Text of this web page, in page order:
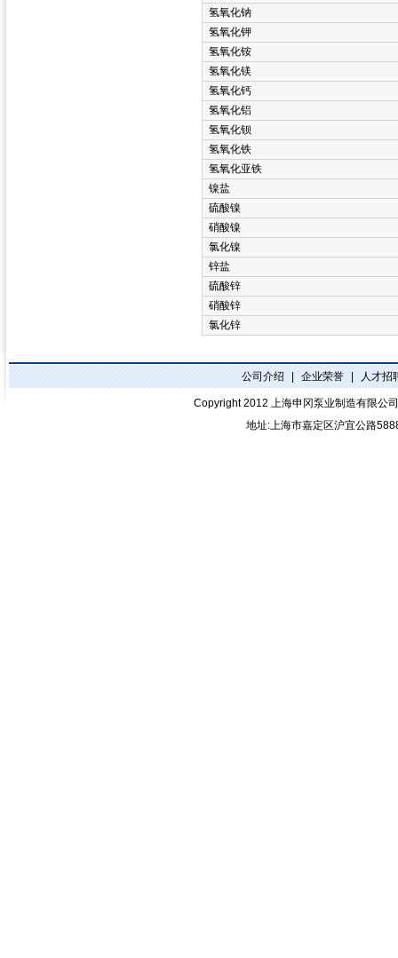
氢氧化钠
氢氧化钾
氢氧化铵
氢氧化镁
氢氧化钙
氢氧化铝
氢氧化钡
氢氧化铁
氢氧化亚铁
镍盐
硫酸镍
硝酸镍
氯化镍
锌盐
硫酸锌
硝酸锌
氯化锌
公司介绍 企业荣誉 人才招
Copyright 2012 上海申冈泵业制造有限公司
地址:上海市嘉定区沪宜公路